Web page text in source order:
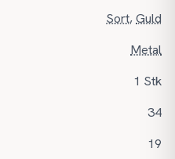
Sort,Guld
Metal
1 Stk
34
19